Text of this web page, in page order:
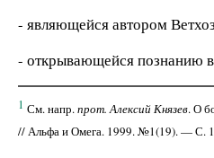
- являющейся автором
- открывающейся познанию
1 См. напр.прот. Алексий Князев. О
// Альфа и Омега. 1999. №1(19). — С.